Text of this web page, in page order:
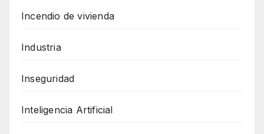
Incendio de vivienda
Industria
Inseguridad
Inteligencia Artificial